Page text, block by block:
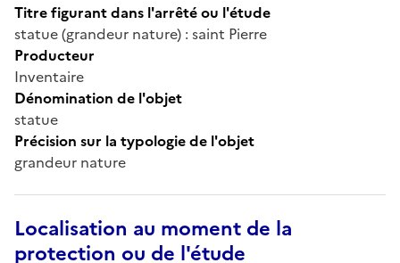
Titre figurant dans l'arrêté ou l'étude
statue (grandeur nature) : saint Pierre
Producteur
Inventaire
Dénomination de l'objet
statue
Précision sur la typologie de l'objet
grandeur nature
Localisation au moment de la
protection ou de l'étude